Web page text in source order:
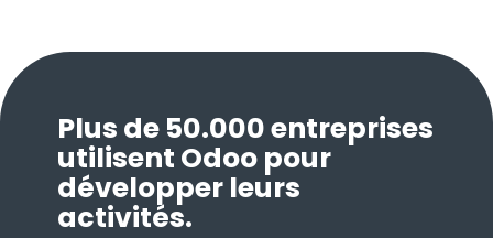
Plus de 50.000 entreprises
utilisent Odoo pour
développer leurs
activités.